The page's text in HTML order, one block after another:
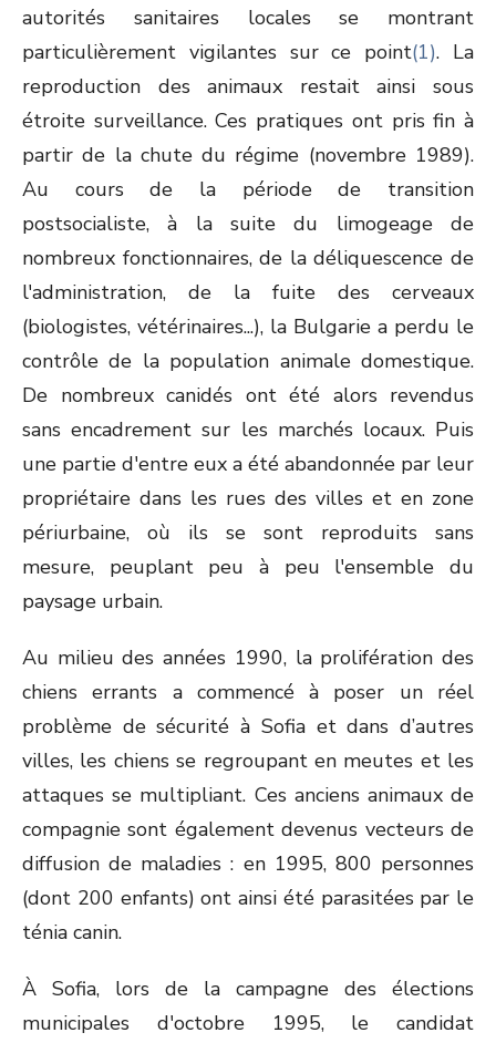
autorités sanitaires locales se montrant
particulièrement vigilantes sur ce point(1). La
reproduction des animaux restait ainsi sous
étroite surveillance. Ces pratiques ont pris fin à
partir de la chute du régime (novembre 1989).
Au cours de la période de transition
postsocialiste, à la suite du limogeage de
nombreux fonctionnaires, de la déliquescence de
l'administration, de la fuite des cerveaux
(biologistes, vétérinaires...), la Bulgarie a perdu le
contrôle de la population animale domestique.
De nombreux canidés ont été alors revendus
sans encadrement sur les marchés locaux. Puis
une partie d'entre eux a été abandonnée par leur
propriétaire dans les rues des villes et en zone
périurbaine, où ils se sont reproduits sans
mesure, peuplant peu à peu l'ensemble du
paysage urbain.
Au milieu des années 1990, la prolifération des
chiens errants a commencé à poser un réel
problème de sécurité à Sofia et dans d’autres
villes, les chiens se regroupant en meutes et les
attaques se multipliant. Ces anciens animaux de
compagnie sont également devenus vecteurs de
diffusion de maladies : en 1995, 800 personnes
(dont 200 enfants) ont ainsi été parasitées par le
ténia canin.
À Sofia, lors de la campagne des élections
municipales d'octobre 1995, le candidat